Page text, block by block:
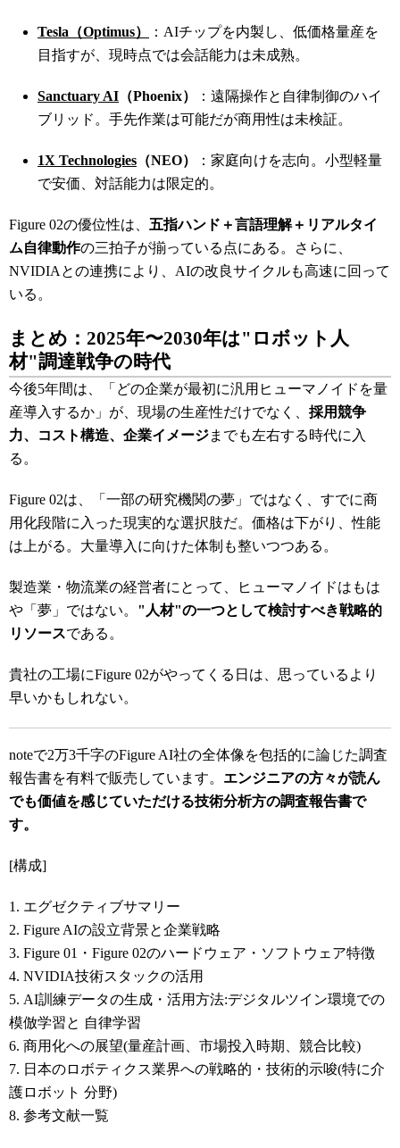
Tesla（Optimus）
：AIチップを内製し、低価格量産を
目指すが、現時点では会話能力は未成熟。
Sanctuary AI （Phoenix）
：遠隔操作と自律制御のハイ
ブリッド。手先作業は可能だが商用性は未検証。
1X Technologies （NEO）
：家庭向けを志向。小型軽量
で安価、対話能力は限定的。
Figure 02の優位性は、 五指ハンド＋言語理解＋リアルタイ
ム自律動作の三拍子が揃っている点にある。さらに、
NVIDIAとの連携により、AIの改良サイクルも高速に回って
いる。
まとめ：2025年〜2030年は"ロボット人
材"調達戦争の時代
今後5年間は、「どの企業が最初に汎用ヒューマノイドを量
産導入するか」が、現場の生産性だけでなく、 採用競争
力、コスト構造、企業イメージまでも左右する時代に入
る。
Figure 02は、「一部の研究機関の夢」ではなく、すでに商
用化段階に入った現実的な選択肢だ。価格は下がり、性能
は上がる。大量導入に向けた体制も整いつつある。
製造業・物流業の経営者にとって、ヒューマノイドはもは
や「夢」ではない。 "人材"の一つとして検討すべき戦略的
リソースである。
貴社の工場にFigure 02がやってくる日は、思っているより
早いかもしれない。
noteで2万3千字のFigure AI社の全体像を包括的に論じた調査
報告書を有料で販売しています。 エンジニアの方々が読ん
でも価値を感じていただける技術分析方の調査報告書で
す。
[構成]
1. エグゼクティブサマリー
2. Figure AIの設立背景と企業戦略
3. Figure 01・Figure 02のハードウェア・ソフトウェア特徴
4. NVIDIA技術スタックの活用
5. AI訓練データの生成・活用方法:デジタルツイン環境での
模倣学習と 自律学習
6. 商用化への展望(量産計画、市場投入時期、競合比較)
7. 日本のロボティクス業界への戦略的・技術的示唆(特に介
護ロボット 分野)
8. 参考文献一覧